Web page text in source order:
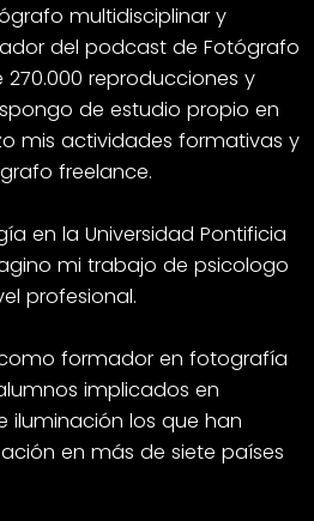
multidisciplinar y
del podcast de Fotógrafo
reproducciones y
de estudio propio en
mis actividades formativas y
freelance.
en la Universidad Pontificia
mi trabajo de psicologo
profesional.
formador en fotografía
implicados en
iluminación los que han
en más de siete países